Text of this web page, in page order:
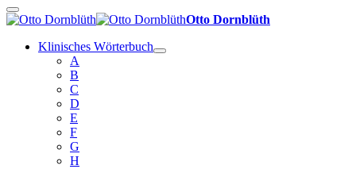
Otto Dornblüth
Klinisches Wörterbuch
A
B
C
D
E
F
G
H